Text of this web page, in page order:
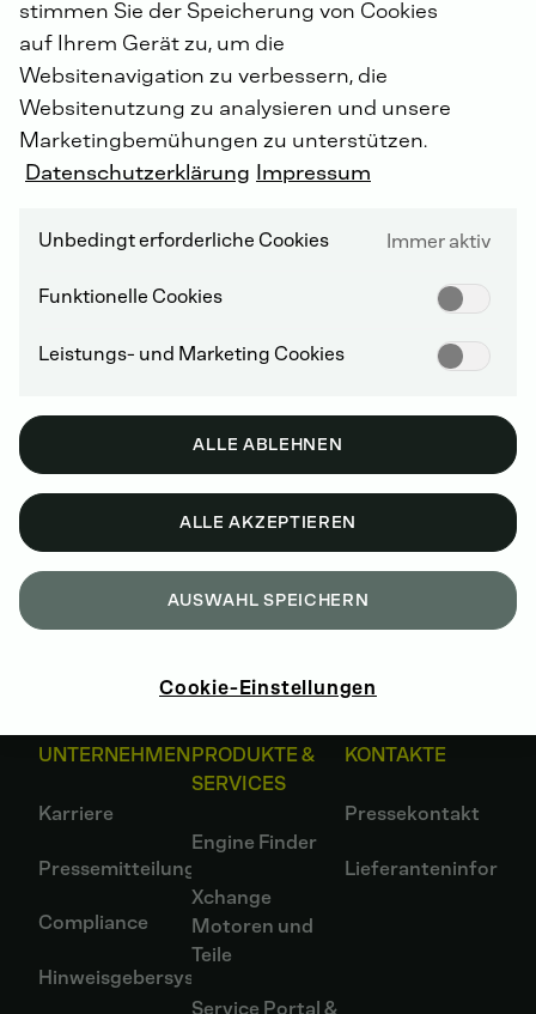
die Liquidität der Aktie.
Der Verkauf der Beteiligung hat keine Auswirkungen
auf die langjährige enge Geschäftsbeziehung zu AB
Volvo. „Wir führen die intensive Zusammenarbeit mit
Volvo fort und bleiben insbesondere für den
Zulieferer. Nach dem Verkauf der Beteiligung können
wir unser Profil als unabhängiger Hersteller
innovativer Antriebssysteme weiter schärfen“, so
DEUTZ Vorstandsvorsitzender Dr. Frank Hiller.
UNTERNEHMEN
Karriere
Pressemitteilungen
Compliance
Hinweisgebersystem
PRODUKTE &
SERVICES
Engine Finder
Xchange
Motoren und
Teile
Service Portal &
KONTAKTE
Pressekontakt
stimmen Sie der Speicherung von Cookies
auf Ihrem Gerät zu, um die
Websitenavigation zu verbessern, die
Websitenutzung zu analysieren und unsere
Marketingbemühungen zu unterstützen.
Datenschutzerklärung Impressum
Unbedingt erforderliche Cookies Immer aktiv
Funktionelle Cookies
Leistungs- und Marketing Cookies
ALLE ABLEHNEN
ALLE AKZEPTIEREN
AUSWAHL SPEICHERN
Cookie-Einstellungen